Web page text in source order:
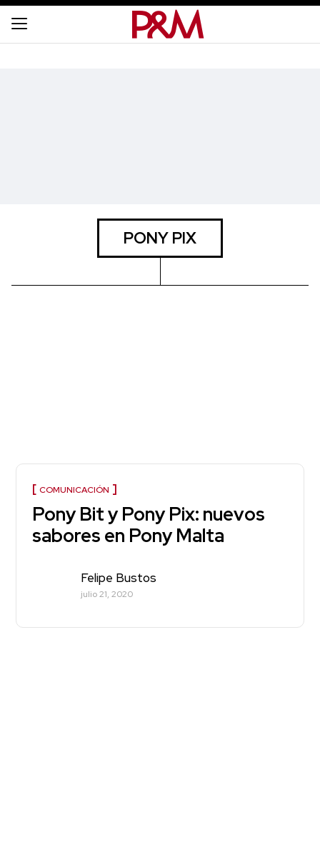
PONY PIX
COMUNICACIÓN
Pony Bit y Pony Pix: nuevos
sabores en Pony Malta
Felipe Bustos
julio 21, 2020